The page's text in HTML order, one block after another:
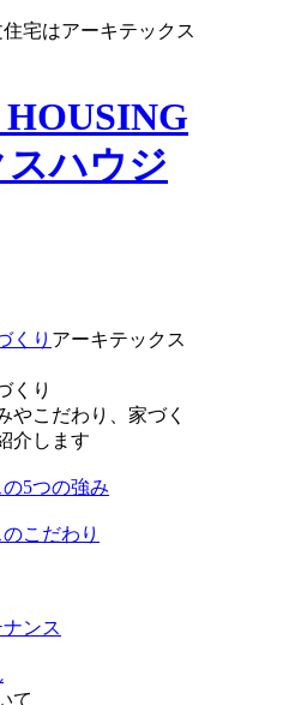
宅はアーキテックス
くり アーキテックス
くり
やこだわり、家づく
介します
5つの強み
こだわり
ンス
て